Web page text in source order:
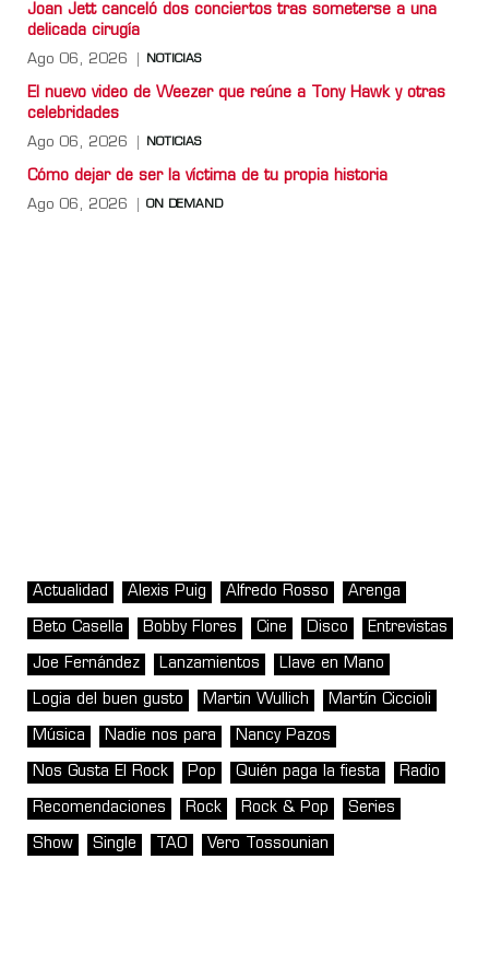
Joan Jett canceló dos conciertos tras someterse a una
delicada cirugía
Ago 06, 2026 NOTICIAS
El nuevo video de Weezer que reúne a Tony Hawk y otras
celebridades
Ago 06, 2026 NOTICIAS
Cómo dejar de ser la víctima de tu propia historia
Ago 06, 2026 ON DEMAND
Actualidad Alexis Puig Alfredo Rosso Arenga
Beto Casella Bobby Flores Cine Disco Entrevistas
Joe Fernández Lanzamientos Llave en Mano
Logia del buen gusto Martin Wullich Martín Ciccioli
Música Nadie nos para Nancy Pazos
Nos Gusta El Rock Pop Quién paga la fiesta Radio
Recomendaciones Rock Rock & Pop Series
Show Single TAO Vero Tossounian